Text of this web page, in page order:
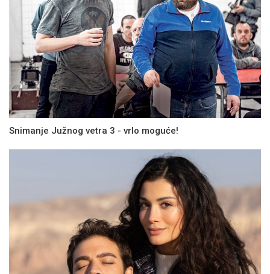
Snimanje Južnog vetra 3 - vrlo moguće!